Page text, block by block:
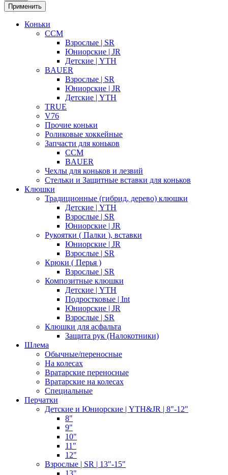
Применить
Коньки
CCM
Взрослые | SR
Юниорские | JR
Детские | YTH
BAUER
Взрослые | SR
Юниорские | JR
Детские | YTH
TRUE
V76
Прочие коньки
Роликовые хоккейные
Запчасти для коньков
CCM
BAUER
Чехлы для коньков и лезвий
Стельки и Защитные вставки для коньков
Клюшки
Традиционные (гибрид, дерево) клюшки
Детские | YTH
Взрослые | SR
Юниорские | JR
Рукоятки ( Палки ), вставки
Юниорские | JR
Взрослые | SR
Крюки ( Перья )
Взрослые | SR
Композитные клюшки
Детские | YTH
Подростковые | Int
Юниорские | JR
Взрослые | SR
Клюшки для асфальта
Защита рук (Налокотники)
Шлема
Обычные/переносные
На колесах
Вратарские переносные
Вратарские на колесах
Специальные
Перчатки
Детские и Юниорские | YTH&JR | 8"-12"
8"
9"
10"
11"
12"
Взрослые | SR | 13"-15"
13"